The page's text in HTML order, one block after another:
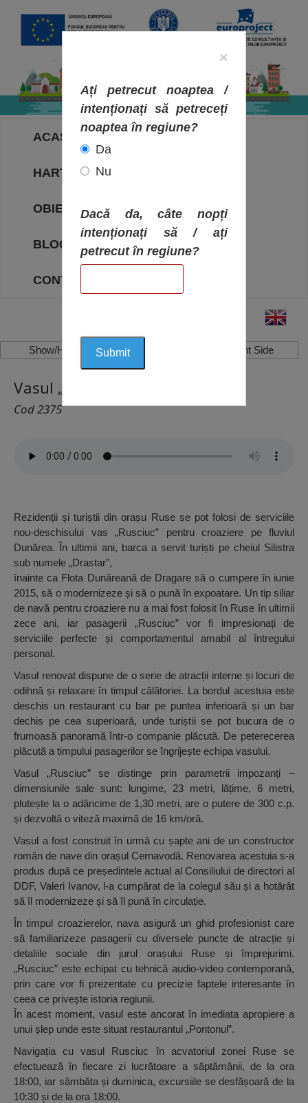
ACASA
HARTA OBIECTIVELOR
OBIECTIVE
BLOG
CONTACT
Show/Hide Left Side Show/Hide Right Side
Vasul „Rusciuc“, Ruse
Cod 2375
Rezidenții și turiștii din orașu Ruse se pot folosi de serviciile
nou-deschisului vas „Rusciuc” pentru croaziere pe fluviul
Dunărea. În ultimii ani, barca a servit turiști pe cheiul Silistra
sub numele „Drastar”,
înainte ca Flota Dunăreană de Dragare să o cumpere în iunie
2015, să o modernizeze și să o pună în expoatare. Un tip siliar
de navă pentru croaziere nu a mai fost folosit în Ruse în ultimii
zece ani, iar pasagerii „Rusciuc” vor fi impresionați de
serviciile perfecte și comportamentul amabil al întregului
personal.
Vasul renovat dispune de o serie de atracții interne și locuri de
odihnă și relaxare în timpul călătoriei. La bordul acestuia este
deschis un restaurant cu bar pe puntea inferioară și un bar
dechis pe cea superioară, unde turiștii se pot bucura de o
frumoasă panoramă într-o companie plăcută. De peterecerea
plăcută a timpului pasagerilor se îngrijește echipa vasului.
Vasul „Rusciuc” se distinge prin parametrii impozanți –
dimensiunile sale sunt: lungime, 23 metri, lățime, 6 metri,
plutește la o adâncime de 1,30 metri, are o putere de 300 c.p.
și dezvoltă o viteză maximă de 16 km/oră.
Vasul a fost construit în urmă cu șapte ani de un constructor
român de nave din orașul Cernavodă. Renovarea acestuia s-a
produs după ce președintele actual al Consiliului de directori al
DDF, Valeri Ivanov, l-a cumpărat de la colegul său și a hotărât
să îl modernizeze și să îl pună în circulație.
În timpul croazierelor, nava asigură un ghid profesionist care
să familiarizeze pasagerii cu diversele puncte de atracție și
detaliile sociale din jurul orașului Ruse și împrejurimi.
„Rusciuc” este echipat cu tehnică audio-video contemporană,
prin care vor fi prezentate cu precizie faptele interesante în
ceea ce privește istoria regiunii.
În acest moment, vasul este ancorat în imediata apropiere a
unui șlep unde este situat restaurantul „Pontonul”.
Navigația cu vasul Rusciuc în acvatoriul zonei Ruse se
efectuează în fiecare zi lucrătoare a săptămânii, de la ora
18:00, iar sâmbăta și duminica, excursiile se desfășoară de la
10:30 și de la ora 18:00.
×
Ați petrecut noaptea /
intenționați să petreceți
noaptea în regiune?
Da
Nu
Dacă da, câte nopți
intenționați să / ați
petrecut în regiune?